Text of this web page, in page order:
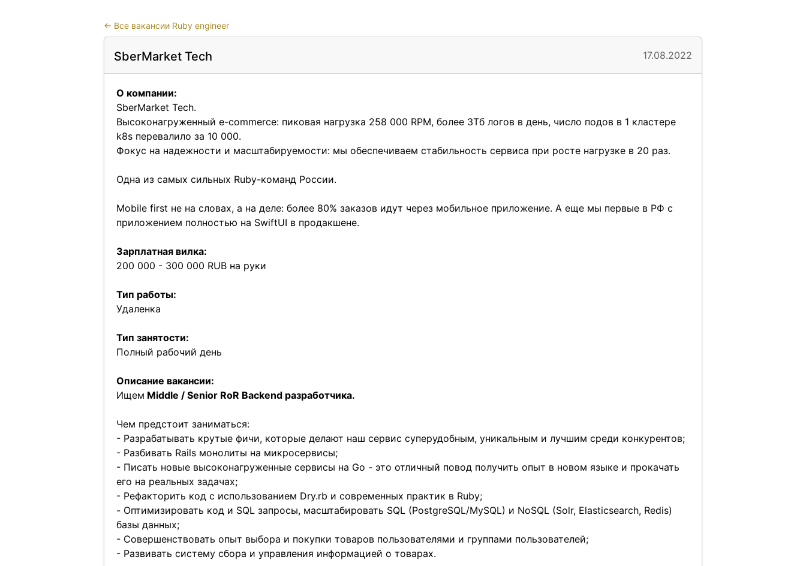
← Все вакансии Ruby engineer
SberMarket Tech 17.08.2022
О компании:
SberMarket Tech.
Высоконагруженный e-commerce: пиковая нагрузка 258 000 RPM, более 3Тб логов в день, число подов в 1 кластере
k8s перевалило за 10 000.
Фокус на надежности и масштабируемости: мы обеспечиваем стабильность сервиса при росте нагрузке в 20 раз.
Одна из самых сильных Ruby-команд России.
Mobile first не на словах, а на деле: более 80% заказов идут через мобильное приложение. А еще мы первые в РФ с
приложением полностью на SwiftUI в продакшене.
Зарплатная вилка:
200 000 - 300 000 RUB на руки
Тип работы:
Удаленка
Тип занятости:
Полный рабочий день
Описание вакансии:
Ищем Middle / Senior RoR Backend разработчика.
Чем предстоит заниматься:
- Разрабатывать крутые фичи, которые делают наш сервис суперудобным, уникальным и лучшим среди конкурентов;
- Разбивать Rails монолиты на микросервисы;
- Писать новые высоконагруженные сервисы на Go - это отличный повод получить опыт в новом языке и прокачать
его на реальных задачах;
- Рефакторить код с использованием Dry.rb и современных практик в Ruby;
- Оптимизировать код и SQL запросы, масштабировать SQL (PostgreSQL/MySQL) и NoSQL (Solr, Elasticsearch, Redis)
базы данных;
- Совершенствовать опыт выбора и покупки товаров пользователями и группами пользователей;
- Развивать систему сбора и управления информацией о товарах.